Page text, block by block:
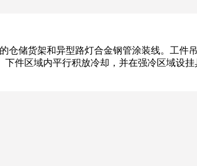
储货架和异型路灯合金钢管涂装线。工件
件区域内平行积放冷却，并在强冷区域设